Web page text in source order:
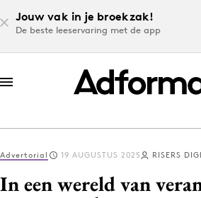
Jouw vak in je broekzak!
De beste leeservaring met de app
Log in
Advertorial 19 AUGUSTUS 2025 RISERS
In een wereld van